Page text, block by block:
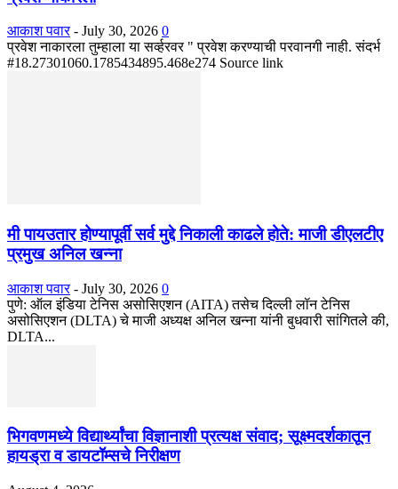
आकाश पवार - July 30, 2026 0
प्रवेश नाकारला तुम्हाला या सर्व्हरवर " प्रवेश करण्याची परवानगी नाही. संदर्भ
#18.27301060.1785434895.468e274 Source link
मी पायउतार होण्यापूर्वी सर्व मुद्दे निकाली काढले होते: माजी डीएलटीए
प्रमुख अनिल खन्ना
आकाश पवार - July 30, 2026 0
पुणे: ऑल इंडिया टेनिस असोसिएशन (AITA) तसेच दिल्ली लॉन टेनिस
असोसिएशन (DLTA) चे माजी अध्यक्ष अनिल खन्ना यांनी बुधवारी सांगितले की,
DLTA...
भिगवणमध्ये विद्यार्थ्यांचा विज्ञानाशी प्रत्यक्ष संवाद; सूक्ष्मदर्शकातून
हायड्रा व डायटॉम्सचे निरीक्षण